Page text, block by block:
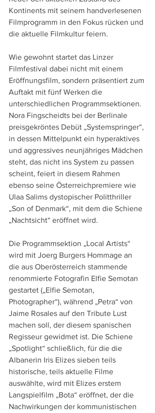
Kontinents mit seinem handverlesenen
Filmprogramm in den Fokus rücken und
die aktuelle Filmkultur feiern.
Wie gewohnt startet das Linzer
Filmfestival dabei nicht mit einem
Eröffnungsfilm, sondern präsentiert zum
Auftakt mit fünf Werken die
unterschiedlichen Programmsektionen.
Nora Fingscheidts bei der Berlinale
preisgekröntes Debüt „Systemspringer“,
in dessen Mittelpunkt ein hyperaktives
und aggressives neunjähriges Mädchen
steht, das nicht ins System zu passen
scheint, feiert in diesem Rahmen
ebenso seine Österreichpremiere wie
Ulaa Salims dystopischer Politthriller
„Son of Denmark“, mit dem die Schiene
„Nachtsicht“ eröffnet wird.
Die Programmsektion „Local Artists“
wird mit Joerg Burgers Hommage an
die aus Oberösterreich stammende
renommierte Fotografin Elfie Semotan
gestartet („Elfie Semotan,
Photographer“), während „Petra“ von
Jaime Rosales auf den Tribute Lust
machen soll, der diesem spanischen
Regisseur gewidmet ist. Die Schiene
„Spotlight“ schließlich, für die die
Albanerin Iris Elizes sieben teils
historische, teils aktuelle Filme
auswählte, wird mit Elizes erstem
Langspielfilm „Bota“ eröffnet, der die
Nachwirkungen der kommunistischen